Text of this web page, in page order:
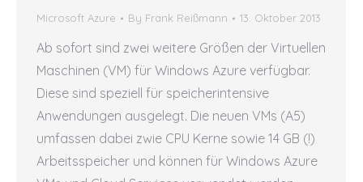
Microsoft Azure By Frank Reißmann 13. Oktober 2013
Ab sofort sind zwei weitere Größen der Virtuellen
Maschinen (VM) für Windows Azure verfügbar.
Diese sind speziell für speicherintensive
Anwendungen ausgelegt. Die neuen VMs (A5)
umfassen dabei zwie CPU Kerne sowie 14 GB (!)
Arbeitsspeicher und können für Windows Azure